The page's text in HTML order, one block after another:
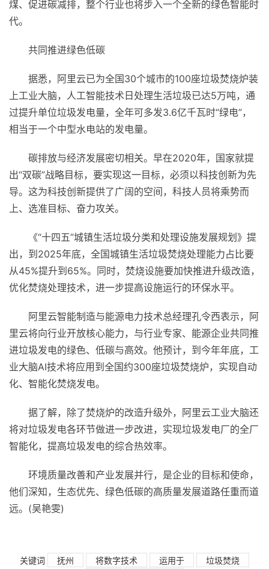
煤、促进碳减排，整个行业也将步入一个全新的绿色智能时
代。
共同推进绿色低碳
据悉，阿里云已为全国30个城市的100座垃圾焚烧炉装
上工业大脑，人工智能技术日处理生活垃圾已达5万吨，通
过提升单位垃圾发电量，全年可多发3.6亿千瓦时“绿电”，
相当于一个中型水电站的发电量。
碳排放与经济发展密切相关。早在2020年， 国家就提
出“双碳”战略目标，要实现这一目标，必须以科技创新为先
导。这为科技创新提供了广阔的空间，科技人员将乘势而
上、选准目标、奋力攻关。
《“十四五”城镇生活垃圾分类和处理设施发展规划》提
出，到2025年底，全国城镇生活垃圾焚烧处理能力占比要
从45%提升到65%。同时，焚烧设施要加快推进升级改造，
优化焚烧处理技术，进一步提高设施运行的环保水平。
阿里云智能制造与能源电力技术总经理孔令西表示，阿
里云将向行业开放核心能力，与行业专家、能源企业共同推
进垃圾发电的绿色、低碳与高效。他预计，到今年年底，工
业大脑AI技术将应用到全国约300座垃圾焚烧炉，实现自动
化、智能化焚烧发电。
据了解，除了焚烧炉的改造升级外，阿里云工业大脑还
将对垃圾发电各环节做进一步改进，实现垃圾发电厂的全厂
智能化，提高垃圾发电的综合热效率。
环境质量改善和产业发展并行，是企业的目标和使命，
他们深知，生态优先、绿色低碳的高质量发展道路任重而道
远。(吴艳雯)
关键词 抚州 将数字技术 运用于
垃圾焚烧